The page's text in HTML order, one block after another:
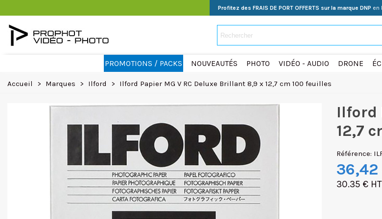
Profitez des FRAIS DE PORT OFFERTS sur la marque DNP en
PROMOTIONS / PACKS NOUVEAUTÉS PHOTO VIDÉO - AUDIO DRONE
Accueil > Marques > Ilford > Ilford Papier MG V RC Deluxe Brillant 8,9 x 12,7 cm 100 feuilles
Ilford
12,7
Référence:
36,42
30.35 € HT